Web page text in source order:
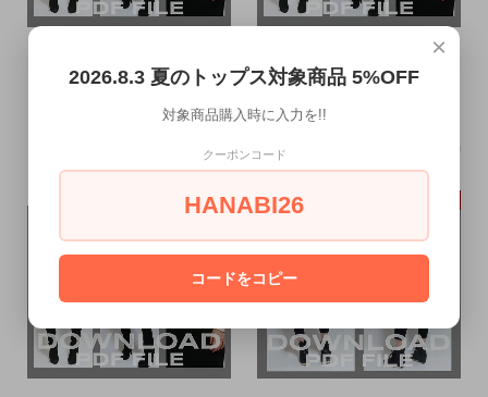
【販売終了】[download M]
【販売終了】[download L] フ
SOLD OUT
SOLDOUT
×
2026.8.3 夏のトップス対象商品 5%OFF
対象商品購入時に入力を!!
クーポンコード
HANABI26
コードをコピー